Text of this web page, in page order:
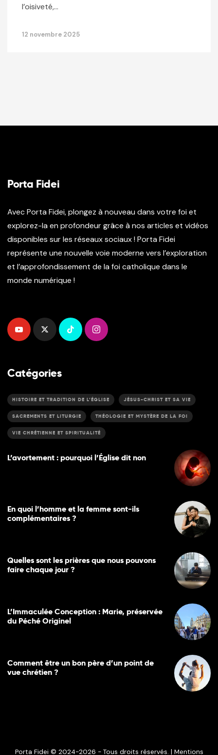
l’oisiveté,…
12 novembre 2025
Porta Fidei
Avec Porta Fidei, plongez à nouveau dans votre foi et
explorez-la en profondeur grâce à nos articles et vidéos
disponibles sur les réseaux sociaux ! Porta Fidei
représente une nouvelle voie moderne vers l’exploration
et l’approfondissement de la foi catholique dans le
monde numérique !
Catégories
HISTOIRE ET TRADITION DE L’ÉGLISE JÉSUS-CHRIST ET SA VIE
SACREMENTS ET LITURGIE THÉOLOGIE ET MYSTÈRE DE LA FOI
VIE CHRÉTIENNE ET SPIRITUALITÉ
L’avortement : pourquoi l’Église dit non
En quoi l’homme et la femme sont-ils
complémentaires ?
Quelles sont les prières que nous pouvons
faire chaque jour ?
L’Immaculée Conception : Marie, préservée
du Péché Originel
Comment être un bon père d’un point de
vue chrétien ?
Porta Fidei © 2024-2026 - Tous droits réservés. | Mentions